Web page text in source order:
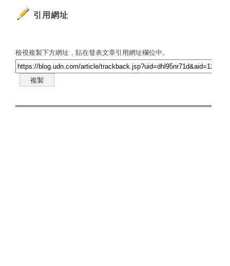
引用網址
檢視複製下方網址，貼在發表文章引用網址欄位中。
複製